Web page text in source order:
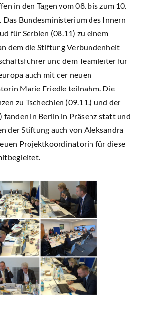
in den Tagen vom 08. bis zum 10.
Das Bundesministerium des Innern
für Serbien (08.11) zu einem
dem die Stiftung Verbundenheit
und dem Teamleiter für
auch mit der neuen
Marie Friedle teilnahm. Die
zu Tschechien (09.11.) und der
fanden in Berlin in Präsenz statt und
der Stiftung auch von Aleksandra
Projektkoordinatorin für diese